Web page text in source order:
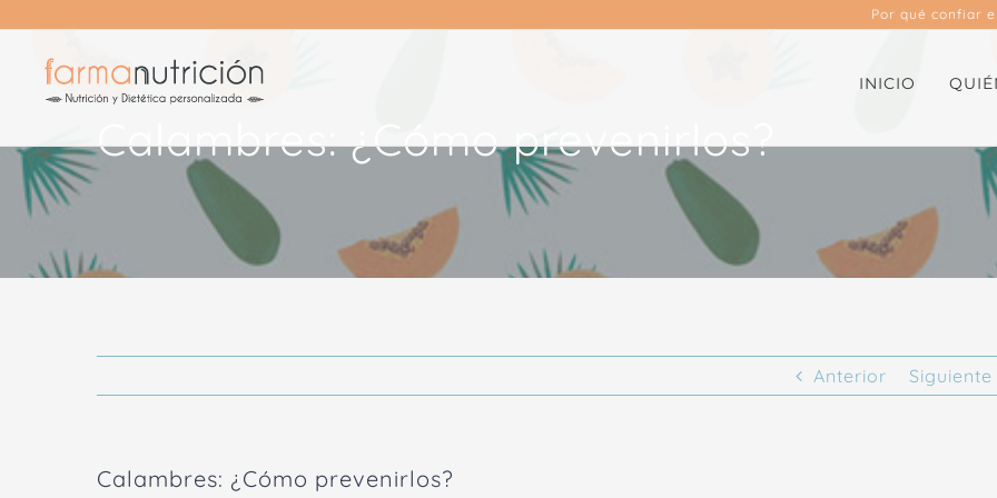
contenido
Por qué confiar
INICIO
Calambres: ¿Cómo prevenirlos?
Anterior Siguiente
Calambres: ¿Cómo prevenirlos?